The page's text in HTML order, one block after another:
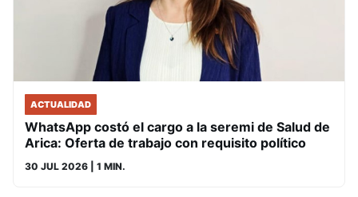
ACTUALIDAD
WhatsApp costó el cargo a la seremi de Salud de
Arica: Oferta de trabajo con requisito político
30 JUL 2026 | 1 MIN.